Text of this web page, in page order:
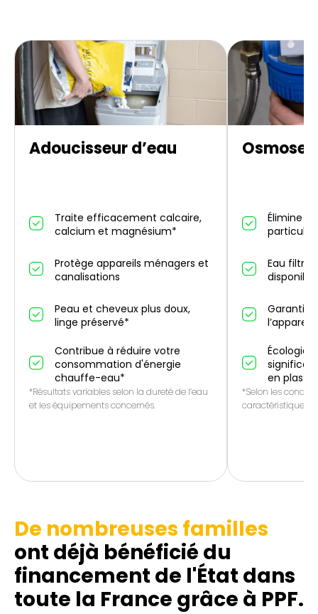
Adoucisseur d’eau
Traite efficacement calcaire,
calcium et magnésium*
Protège appareils ménagers et
canalisations
Peau et cheveux plus doux,
linge préservé*
Contribue à réduire votre
consommation d'énergie
chauffe-eau*
*Résultats variables selon la dureté de l’eau
et les équipements concernés.
Élimine
Eau
Garantie
l’appareil
en
*Selon les
caractéristiques
De nombreuses familles
ont déjà bénéficié du
financement de l'État dans
toute la France grâce à PPF.